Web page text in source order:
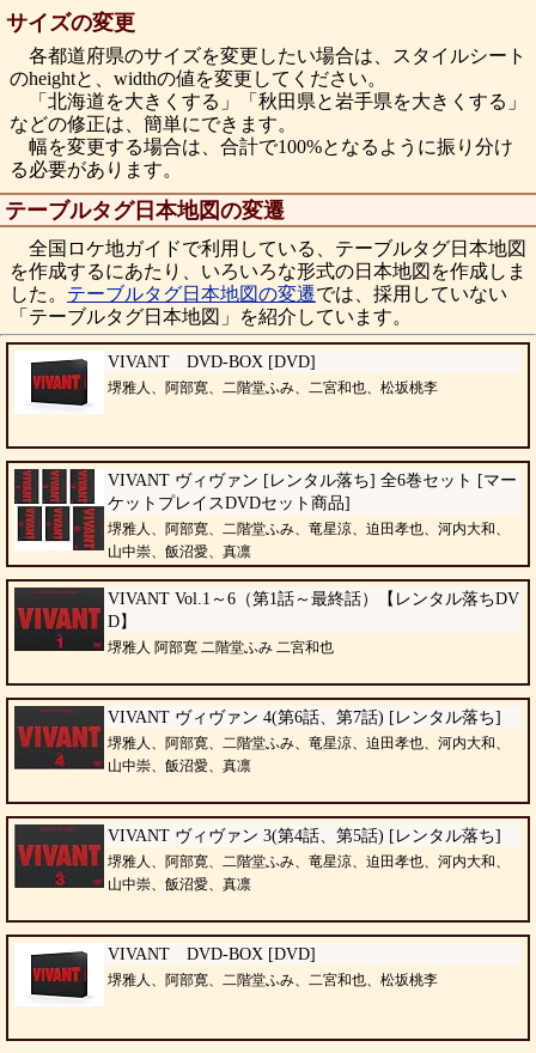
サイズの変更
各都道府県のサイズを変更したい場合は、スタイルシート
のheightと、widthの値を変更してください。
「北海道を大きくする」「秋田県と岩手県を大きくする」
などの修正は、簡単にできます。
幅を変更する場合は、合計で100%となるように振り分け
る必要があります。
テーブルタグ日本地図の変遷
全国ロケ地ガイドで利用している、テーブルタグ日本地図
を作成するにあたり、いろいろな形式の日本地図を作成しま
した。 テーブルタグ日本地図の変遷では、採用していない
「テーブルタグ日本地図」を紹介しています。
VIVANT DVD-BOX [DVD]
堺雅人、阿部寛、二階堂ふみ、二宮和也、松坂桃李
VIVANT ヴィヴァン [レンタル落ち] 全6巻セット [マー
ケットプレイスDVDセット商品]
堺雅人、阿部寛、二階堂ふみ、竜星涼、迫田孝也、河内大和、
山中崇、飯沼愛、真凛
VIVANT Vol.1～6（第1話～最終話）【レンタル落ちDV
D】
堺雅人 阿部寛 二階堂ふみ 二宮和也
VIVANT ヴィヴァン 4(第6話、第7話) [レンタル落ち]
堺雅人、阿部寛、二階堂ふみ、竜星涼、迫田孝也、河内大和、
山中崇、飯沼愛、真凛
VIVANT ヴィヴァン 3(第4話、第5話) [レンタル落ち]
堺雅人、阿部寛、二階堂ふみ、竜星涼、迫田孝也、河内大和、
山中崇、飯沼愛、真凛
VIVANT DVD-BOX [DVD]
堺雅人、阿部寛、二階堂ふみ、二宮和也、松坂桃李